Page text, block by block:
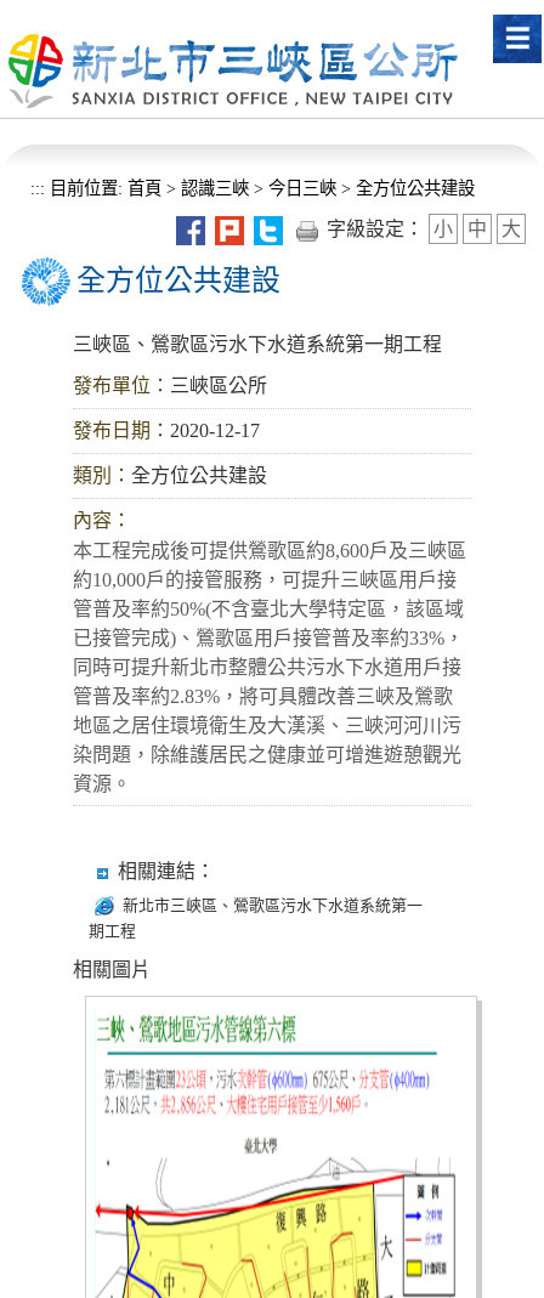
::: 目前位置: 首頁 > 認識三峽 > 今日三峽 > 全方位公共建設
字級設定： 小 中 大
全方位公共建設
三峽區、鶯歌區污水下水道系統第一期工程
發布單位： 三峽區公所
發布日期： 2020-12-17
類別： 全方位公共建設
內容：
本工程完成後可提供鶯歌區約8,600戶及三峽區
約10,000戶的接管服務，可提升三峽區用戶接
管普及率約50%(不含臺北大學特定區，該區域
已接管完成)、鶯歌區用戶接管普及率約33%，
同時可提升新北市整體公共污水下水道用戶接
管普及率約2.83%，將可具體改善三峽及鶯歌
地區之居住環境衛生及大漢溪、三峽河河川污
染問題，除維護居民之健康並可增進遊憩觀光
資源。
相關連結：
新北市三峽區、鶯歌區污水下水道系統第一
期工程
相關圖片